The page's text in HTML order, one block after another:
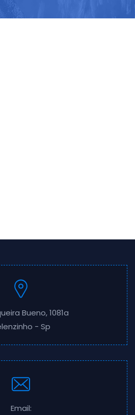
Bueno, 1081a
- Sp
Email: